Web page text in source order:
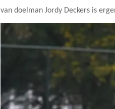
van doelman Jordy Deckers is